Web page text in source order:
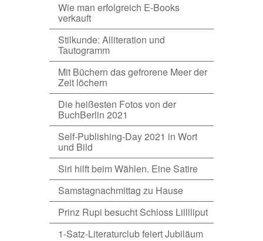
Wie man erfolgreich E-Books
verkauft
Stilkunde: Alliteration und
Tautogramm
Mit Büchern das gefrorene Meer der
Zeit löchern
Die heißesten Fotos von der
BuchBerlin 2021
Self-Publishing-Day 2021 in Wort
und Bild
Siri hilft beim Wählen. Eine Satire
Samstagnachmittag zu Hause
Prinz Rupi besucht Schloss Lilllliput
1-Satz-Literaturclub feiert Jubiläum